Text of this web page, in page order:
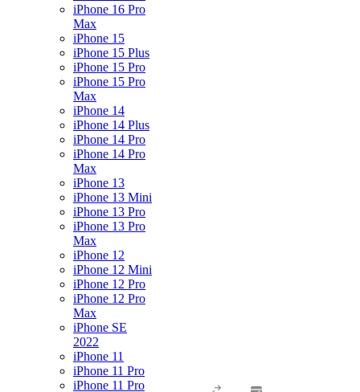
iPhone 16 Pro
Max
iPhone 15
iPhone 15 Plus
iPhone 15 Pro
iPhone 15 Pro
Max
iPhone 14
iPhone 14 Plus
iPhone 14 Pro
iPhone 14 Pro
Max
iPhone 13
iPhone 13 Mini
iPhone 13 Pro
iPhone 13 Pro
Max
iPhone 12
iPhone 12 Mini
iPhone 12 Pro
iPhone 12 Pro
Max
iPhone SE
2022
iPhone 11
iPhone 11 Pro
iPhone 11 Pro